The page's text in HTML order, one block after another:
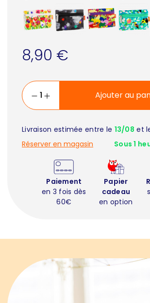
8,90 €
Ajouter au
Livraison estimée entre le 13/08 et
Réserver en magasin
Sous 1
Paiement
en 3 fois dès
60€
Papier
cadeau
en option